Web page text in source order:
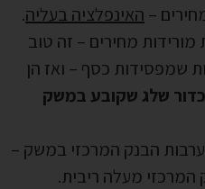
– האינפלציה בעליה.
מחירים – זה טוב
שמפסידות כסף – ואז הן
שלג שקובע במשק
הבנק המרכזי במשק –
המרכזי מעלה ריבית.